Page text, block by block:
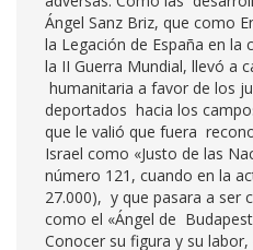
Ángel Sanz Briz, que como
la Legación de España en
la II Guerra Mundial, llevó a
humanitaria a favor de los
deportados hacia los
que le valió que fuera
Israel como «Justo de las
número 121, cuando en la
27.000), y que pasara a ser
como el «Ángel de
Conocer su figura y su